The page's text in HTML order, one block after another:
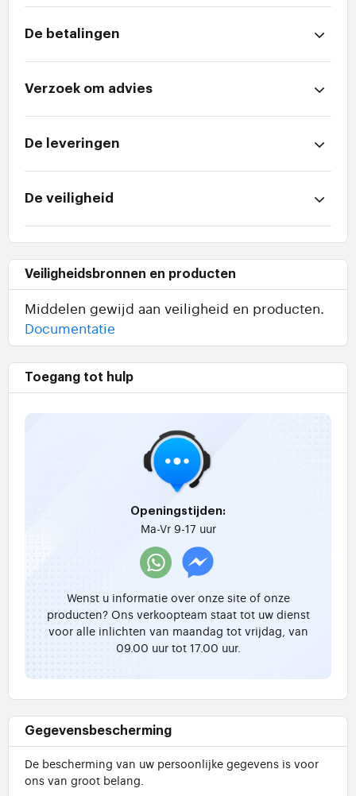
De betalingen
Verzoek om advies
De leveringen
De veiligheid
Veiligheidsbronnen en producten
Middelen gewijd aan veiligheid en producten.
Documentatie
Toegang tot hulp
Openingstijden:
Ma-Vr 9-17 uur
Wenst u informatie over onze site of onze
producten? Ons verkoopteam staat tot uw dienst
voor alle inlichten van maandag tot vrijdag, van
09.00 uur tot 17.00 uur.
Gegevensbescherming
De bescherming van uw persoonlijke gegevens is voor
ons van groot belang.